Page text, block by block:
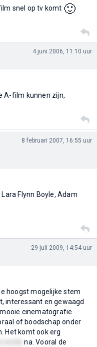
snel op tv komt 🙂
4 juni 2006, 11:10 uur
A-film kunnen zijn,
8 februari 2007, 16:55 uur
Flynn Boyle, Adam
29 juli 2009, 14:54 uur
hoogst mogelijke stem
interessant en gewaagd
cinematografie.
of boodschap onder
Het komt ook erg
na. Vooral de